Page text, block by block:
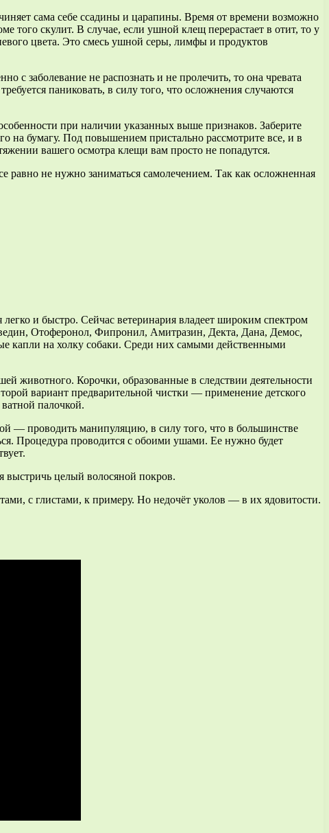
сама себе ссадины и царапины. Время от времени возможно
того скулит. В случае, если ушной клещ перерастает в отит, то у
цвета. Это смесь ушной серы, лимфы и продуктов
с заболевание не распознать и не пролечить, то она чревата
паниковать, в силу того, что осложнения случаются
при наличии указанных выше признаков. Заберите
на бумагу. Под повышением пристально рассмотрите все, и в
вашего осмотра клещи вам просто не попадутся.
равно не нужно заниматься самолечением. Так как осложненная
и быстро. Сейчас ветеринария владеет широким спектром
Отоферонол, Фипронил, Амитразин, Декта, Дана, Демос,
капли на холку собаки. Среди них самыми действенными
животного. Корочки, образованные в следствии деятельности
вариант предварительной чистки — применение детского
палочкой.
— проводить манипуляцию, в силу того, что в большинстве
Процедура проводится с обоими ушами. Ее нужно будет
выстричь целый волосяной покров.
с глистами, к примеру. Но недочёт уколов — в их ядовитости.